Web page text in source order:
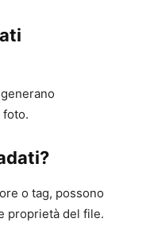
foto.
o tag, possono
proprietà del file.